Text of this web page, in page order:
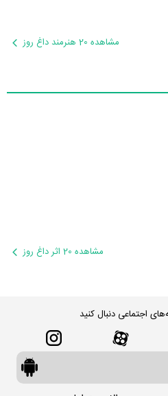
مشاهده 20 هنرمند داغ روز
مشاهده 20 اثر داغ روز
اجتماعی دنبال کنید